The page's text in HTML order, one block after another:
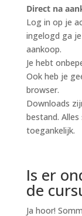
Direct na
Log in op je
ingelogd ga
aankoop.
Je hebt
Ook heb je
browser.
Downloads
bestand.
toegankelijk.
Is er
de
Ja hoor!